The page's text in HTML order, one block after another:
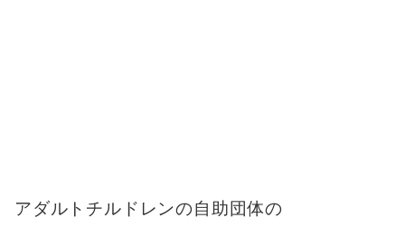
アダルトチルドレンの自助団体の